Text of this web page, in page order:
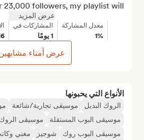
الأنواع التي يحبونها
الروك البديل موسيقى تجارية/شائعة
موسيقى البوب المستقلة
موسيقى الروك
موسيقى البوب روك
شوجيز مغني
23,000 followers, my playlist will...
عرض المزيد
معدل المشاركة
1%
المشاركات في
1 يومًا
عرض أمناء